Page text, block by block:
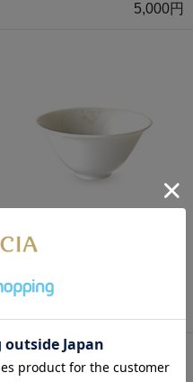
5,000円
通販限定
小龍浮 茶杯